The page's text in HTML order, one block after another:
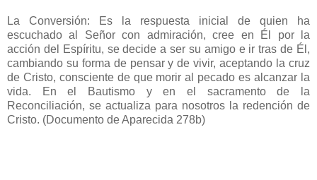
La Conversión: Es la respuesta inicial de quien ha
escuchado al Señor con admiración, cree en Él por la
acción del Espíritu, se decide a ser su amigo e ir tras de Él,
cambiando su forma de pensar y de vivir, aceptando la cruz
de Cristo, consciente de que morir al pecado es alcanzar la
vida. En el Bautismo y en el sacramento de la
Reconciliación, se actualiza para nosotros la redención de
Cristo. (Documento de Aparecida 278b)